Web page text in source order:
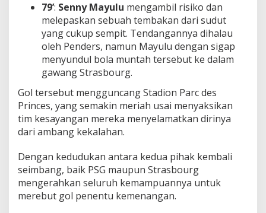
79’: Senny Mayulu mengambil risiko dan
melepaskan sebuah tembakan dari sudut
yang cukup sempit. Tendangannya dihalau
oleh Penders, namun Mayulu dengan sigap
menyundul bola muntah tersebut ke dalam
gawang Strasbourg.
Gol tersebut mengguncang Stadion Parc des
Princes, yang semakin meriah usai menyaksikan
tim kesayangan mereka menyelamatkan dirinya
dari ambang kekalahan.
Dengan kedudukan antara kedua pihak kembali
seimbang, baik PSG maupun Strasbourg
mengerahkan seluruh kemampuannya untuk
merebut gol penentu kemenangan.